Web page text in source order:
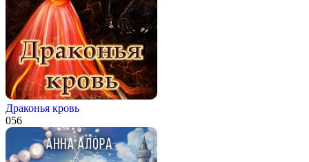
Драконья кровь
056